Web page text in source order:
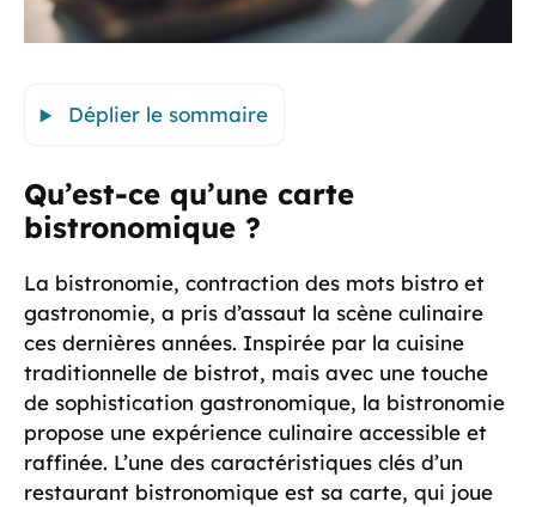
Déplier le sommaire
Qu’est-ce qu’une carte
bistronomique ?
La bistronomie, contraction des mots bistro et
gastronomie, a pris d’assaut la scène culinaire
ces dernières années. Inspirée par la cuisine
traditionnelle de bistrot, mais avec une touche
de sophistication gastronomique, la bistronomie
propose une expérience culinaire accessible et
raffinée. L’une des caractéristiques clés d’un
restaurant bistronomique est sa carte, qui joue